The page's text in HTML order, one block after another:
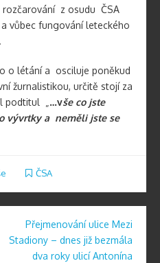
rozčarování z osudu ČSA
vůbec fungování leteckého
o létání a osciluje poněkud
žurnalistikou, určitě stojí za
podtitul „ …vše co jste
vývrtky a neměli jste se
ČSA
Přejmenování ulice Mezi
Stadiony – dnes již bezmála
dva roky ulicí Antonína